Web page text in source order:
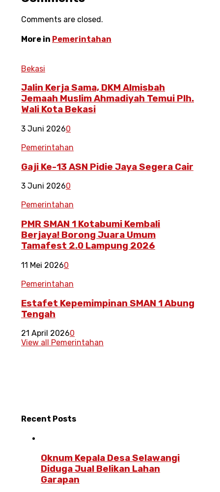
Comments are closed.
More in Pemerintahan
Bekasi
Jalin Kerja Sama, DKM Almisbah
Jemaah Muslim Ahmadiyah Temui Plh.
Wali Kota Bekasi
3 Juni 20260
Pemerintahan
Gaji Ke-13 ASN Pidie Jaya Segera Cair
3 Juni 20260
Pemerintahan
PMR SMAN 1 Kotabumi Kembali
Berjaya! Borong Juara Umum
Tamafest 2.0 Lampung 2026
11 Mei 20260
Pemerintahan
Estafet Kepemimpinan SMAN 1 Abung
Tengah
21 April 20260
View all Pemerintahan
Recent Posts
Oknum Kepala Desa Selawangi
Diduga Jual Belikan Lahan
Garapan